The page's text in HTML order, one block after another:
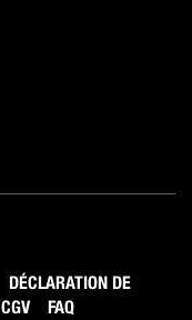
DÉCLARATION DE
CGV FAQ